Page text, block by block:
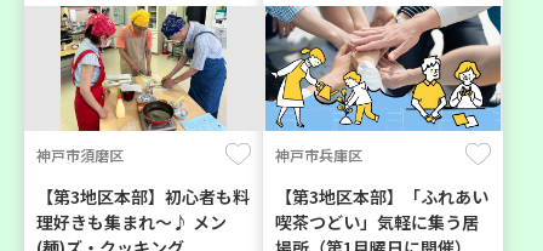
神戸市須磨区
【第3地区本部】初心者も料
理好きも集まれ～♪ メン
神戸市兵庫区
【第3地区本部】「ふれあい
喫茶つどい」気軽に集う居